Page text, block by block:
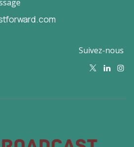
Suivez-nous